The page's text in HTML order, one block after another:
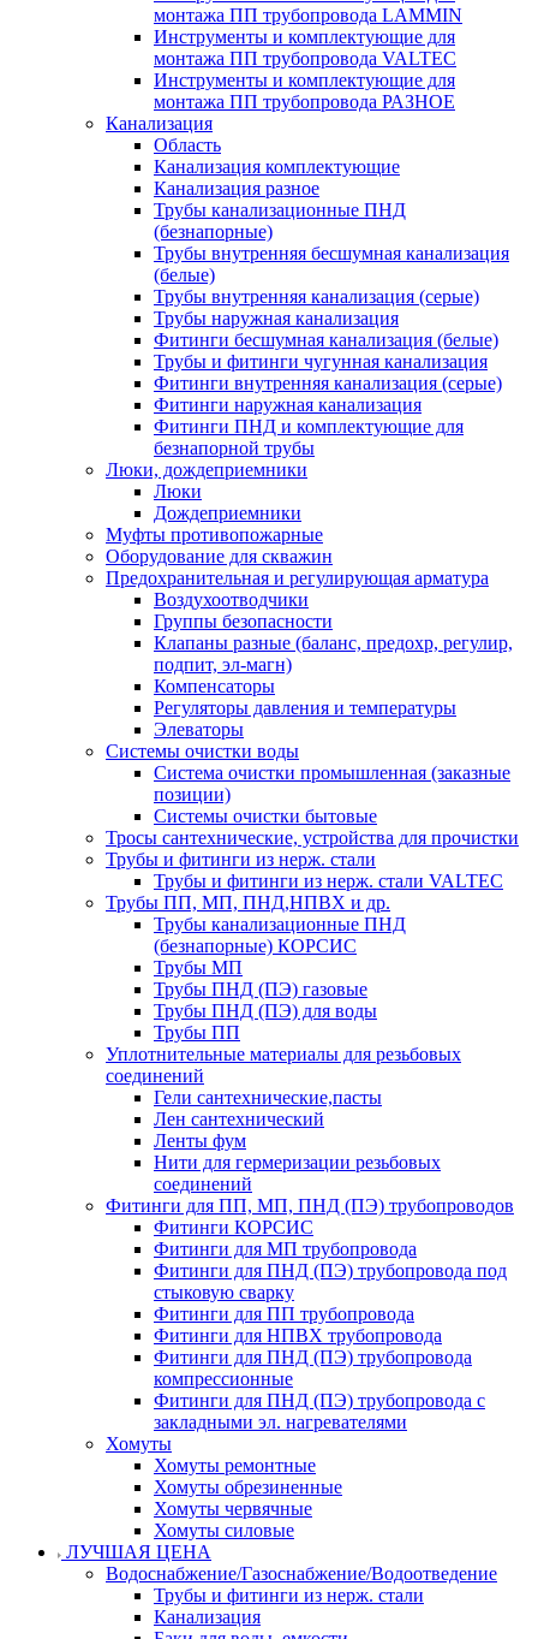
монтажа ПП трубопровода LAMMIN
Инструменты и комплектующие для
монтажа ПП трубопровода VALTEC
Инструменты и комплектующие для
монтажа ПП трубопровода РАЗНОЕ
Канализация
Область
Канализация комплектующие
Канализация разное
Трубы канализационные ПНД
(безнапорные)
Трубы внутренняя бесшумная канализация
(белые)
Трубы внутренняя канализация (серые)
Трубы наружная канализация
Фитинги бесшумная канализация (белые)
Трубы и фитинги чугунная канализация
Фитинги внутренняя канализация (серые)
Фитинги наружная канализация
Фитинги ПНД и комплектующие для
безнапорной трубы
Люки, дождеприемники
Люки
Дождеприемники
Муфты противопожарные
Оборудование для скважин
Предохранительная и регулирующая арматура
Воздухоотводчики
Группы безопасности
Клапаны разные (баланс, предохр, регулир,
подпит, эл-магн)
Компенсаторы
Регуляторы давления и температуры
Элеваторы
Системы очистки воды
Система очистки промышленная (заказные
позиции)
Системы очистки бытовые
Тросы сантехнические, устройства для прочистки
Трубы и фитинги из нерж. стали
Трубы и фитинги из нерж. стали VALTEC
Трубы ПП, МП, ПНД,НПВХ и др.
Трубы канализационные ПНД
(безнапорные) КОРСИС
Трубы МП
Трубы ПНД (ПЭ) газовые
Трубы ПНД (ПЭ) для воды
Трубы ПП
Уплотнительные материалы для резьбовых
соединений
Гели сантехнические,пасты
Лен сантехнический
Ленты фум
Нити для гермеризации резьбовых
соединений
Фитинги для ПП, МП, ПНД (ПЭ) трубопроводов
Фитинги КОРСИС
Фитинги для МП трубопровода
Фитинги для ПНД (ПЭ) трубопровода под
стыковую сварку
Фитинги для ПП трубопровода
Фитинги для НПВХ трубопровода
Фитинги для ПНД (ПЭ) трубопровода
компрессионные
Фитинги для ПНД (ПЭ) трубопровода с
закладными эл. нагревателями
Хомуты
Хомуты ремонтные
Хомуты обрезиненные
Хомуты червячные
Хомуты силовые
ЛУЧШАЯ ЦЕНА
Водоснабжение/Газоснабжение/Водоотведение
Трубы и фитинги из нерж. стали
Канализация